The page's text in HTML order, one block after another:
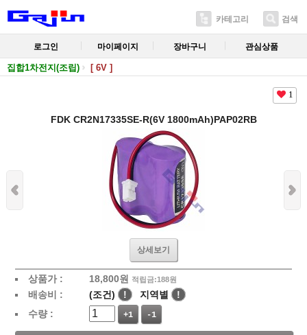
카테고리 검색
로그인 마이페이지 장바구니 관심상품
집합1차전지(조립) [ 6V ]
1
FDK CR2N17335SE-R(6V 1800mAh)PAP02RB
상세보기
상품가 : 18,800원 적립금:188원
배송비 : (조건) ! 지역별
!
수량 :
+1 -1